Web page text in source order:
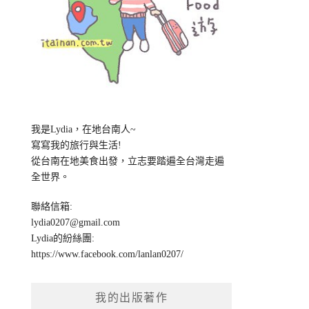
我是Lydia，在地台南人~
寫寫我的旅行與生活!
從台南在地美食出發，立志要踏遍全台灣走遍
全世界。
聯絡信箱:
lydia0207@gmail.com
Lydia的紛絲團:
https://www.facebook.com/lanlan0207/
我的出版著作